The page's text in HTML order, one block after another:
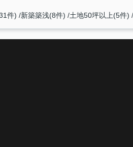
件) 新築築浅(8件) 土地50坪以上(5件)